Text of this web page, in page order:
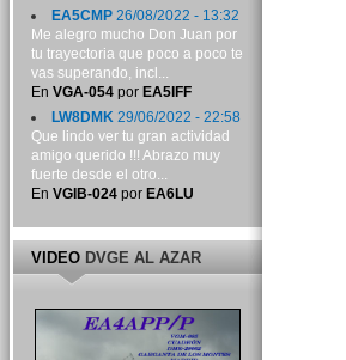
EA5CMP26/08/2022 - 13:32
Me alegro mucho Don Juan por
tu trayectoria que poco a poco te
vas superando, incl...
En VGA-054por EA5IFF
LW8DMK29/06/2022 - 22:58
Que lindo ver tu gran actividad
amigo querido !!! Abrazo muy
fuerte desde el otro...
En VGIB-024por EA6LU
VIDEODVGE AL AZAR